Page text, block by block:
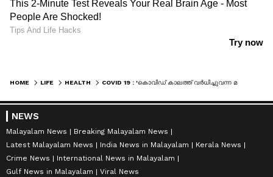
HOME LIFE HEALTH COVID 19 : 'കൊവിഡ് കാലത്ത് വര്‍ധിച്ചുവന്ന മറ്റൊരു ആരോഗ്യപ്രശ്‌നം...'
NEWS
Malayalam News
Breaking Malayalam News
Latest Malayalam News
India News in Malayalam
Kerala News
Crime News
International News in Malayalam
Gulf News in Malayalam
Viral News